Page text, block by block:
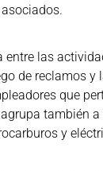
entre las
de reclamos y
que
también
y